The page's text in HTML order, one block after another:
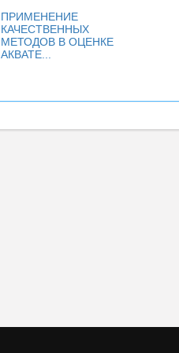
ПРИМЕНЕНИЕ
КАЧЕСТВЕННЫХ
МЕТОДОВ В ОЦЕНКЕ
АКВАТЕ...